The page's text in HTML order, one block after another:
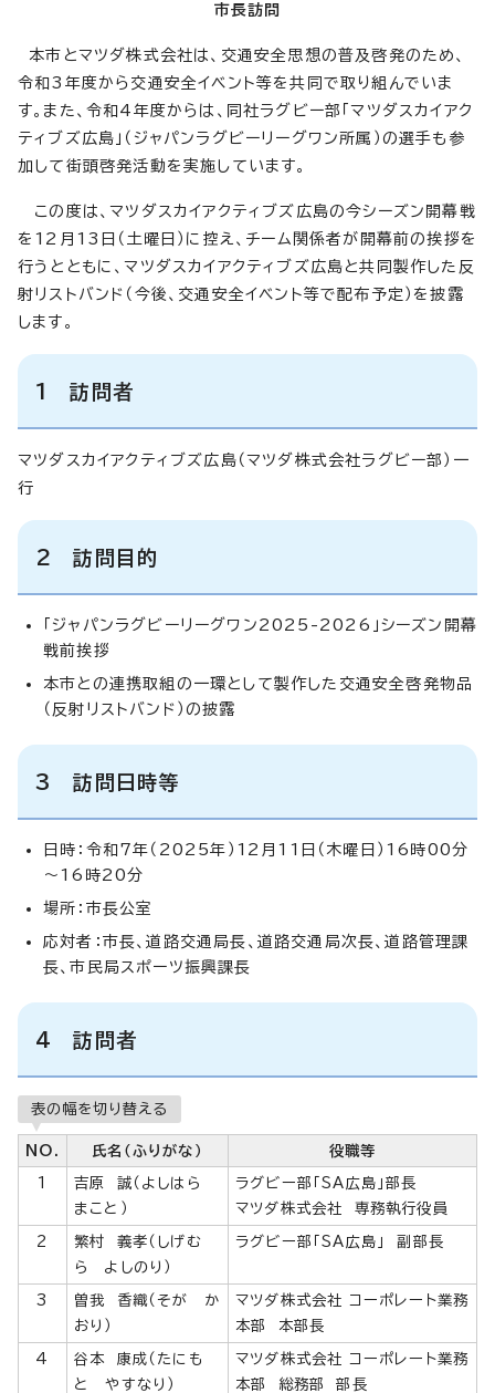
市長訪問
本市とマツダ株式会社は、交通安全思想の普及啓発のため、
令和3年度から交通安全イベント等を共同で取り組んでいま
す。また、令和4年度からは、同社ラグビー部「マツダスカイアク
ティブズ広島」（ジャパンラグビーリーグワン所属）の選手も参
加して街頭啓発活動を実施しています。
この度は、マツダスカイアクティブズ広島の今シーズン開幕戦
を12月13日（土曜日）に控え、チーム関係者が開幕前の挨拶を
行うとともに、マツダスカイアクティブズ広島と共同製作した反
射リストバンド（今後、交通安全イベント等で配布予定）を披露
します。
1 訪問者
マツダスカイアクティブズ広島（マツダ株式会社ラグビー部）一
行
2 訪問目的
「ジャパンラグビーリーグワン2025-2026」シーズン開幕
戦前挨拶
本市との連携取組の一環として製作した交通安全啓発物品
（反射リストバンド）の披露
3 訪問日時等
日時：令和7年（2025年）12月11日（木曜日）16時00分
～16時20分
場所：市長公室
応対者：市長、道路交通局長、道路交通局次長、道路管理課
長、市民局スポーツ振興課長
4 訪問者
表の幅を切り替える
NO. 氏名（ふりがな） 役職等
1
吉原 誠（よしはら
まこと）
ラグビー部「SA広島」部長
マツダ株式会社 専務執行役員
2
繁村 義孝（しげむ
ら よしのり）
ラグビー部「SA広島」 副部長
3
曽我 香織（そが か
おり）
マツダ株式会社 コーポレート業務
本部 本部長
4
谷本 康成（たにも
と やすなり）
マツダ株式会社 コーポレート業務
本部 総務部 部長